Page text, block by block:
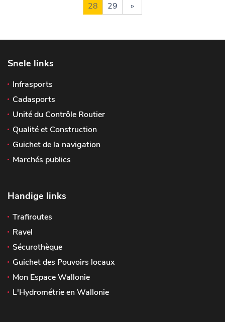
28
29 »
Snele links
Infrasports
Cadasports
Unité du Contrôle Routier
Qualité et Construction
Guichet de la navigation
Marchés publics
Handige links
Trafiroutes
Ravel
Sécurothèque
Guichet des Pouvoirs locaux
Mon Espace Wallonie
L'Hydrométrie en Wallonie